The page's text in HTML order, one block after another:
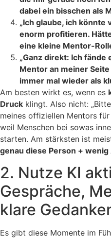
dabei ein bisschen als
„Ich glaube, ich könnte
enorm profitieren.
eine kleine Mentor-
„Ganz direkt: Ich fände
Mentor an meiner
immer mal wieder als
Am besten wirkt es, wenn es
Druck klingt. Also nicht:
meines offiziellen Mentors
weil Menschen bei sowas
starten. Am stärksten ist
genau diese Person +
2. Nutze KI
Gespräche,
klare
Es gibt diese Momente im